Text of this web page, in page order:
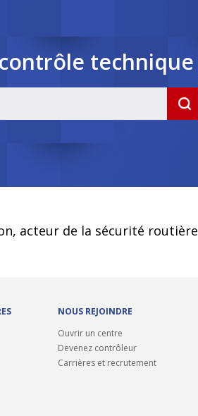
technique
acteur de la sécurité routière
NOUS REJOINDRE
Ouvrir un centre
Devenez contrôleur
Carrières et recrutement